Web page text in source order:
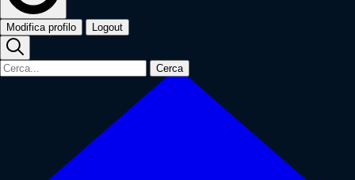
Modifica profilo Logout
Cerca